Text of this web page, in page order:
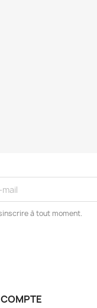
à tout moment.